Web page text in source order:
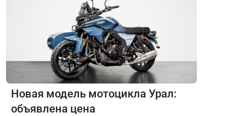
Новая модель мотоцикла Урал:
объявлена цена